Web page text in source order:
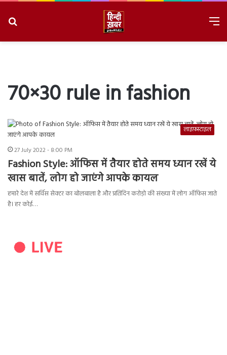
70×30 rule in fashion
लाइफ़स्टाइल
27 July 2022 - 8:00 PM
Fashion Style: ऑफिस में तैयार होते समय ध्यान रखें ये
खास बातें, लोग हो जाएंगे आपके कायल
हमारे देश में सर्विस सेक्टर का बोलबाला है और प्रतिदिन करोड़ो की संख्या में लोग ऑफिस जाते
है। हर कोई…